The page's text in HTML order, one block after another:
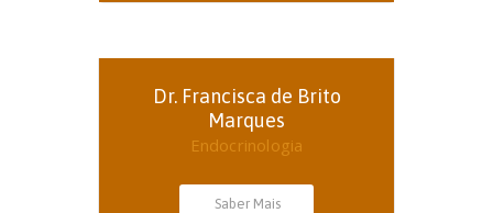
Dr. Francisca de Brito
Marques
Endocrinologia
Saber Mais